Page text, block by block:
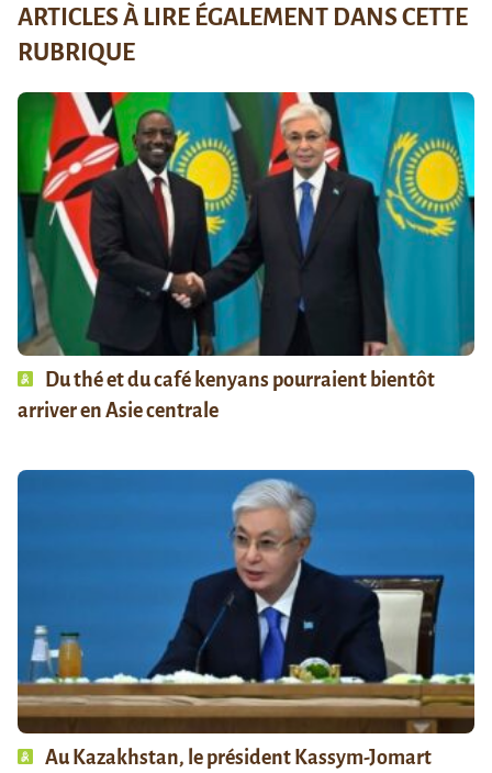
ARTICLES À LIRE ÉGALEMENT DANS CETTE
RUBRIQUE
Du thé et du café kenyans pourraient bientôt
arriver en Asie centrale
Au Kazakhstan, le président Kassym-Jomart